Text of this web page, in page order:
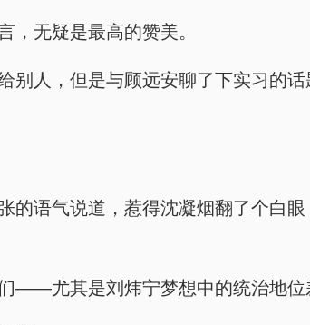
，无疑是最高的赞美。
别人，但是与顾远安聊了下实习的
的语气说道，惹得沈凝烟翻了个白
——尤其是刘炜宁梦想中的统治地位